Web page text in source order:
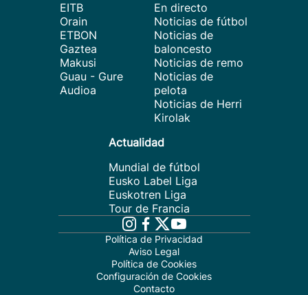
EITB
Orain
ETBON
Gaztea
Makusi
Guau - Gure
Audioa
En directo
Noticias de fútbol
Noticias de
baloncesto
Noticias de remo
Noticias de
pelota
Noticias de Herri
Kirolak
Actualidad
Mundial de fútbol
Eusko Label Liga
Euskotren Liga
Tour de Francia
Política de Privacidad
Aviso Legal
Política de Cookies
Configuración de Cookies
Contacto